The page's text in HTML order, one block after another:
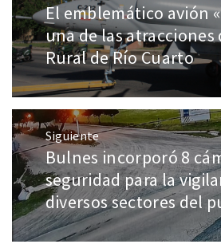
El emblemático avión
una de las atracciones
Rural de Río Cuarto
Siguiente
Bulnes incorporó 8
seguridad para la
diversos sectores del